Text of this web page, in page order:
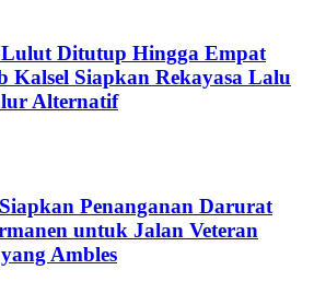
Ditutup Hingga Empat
Kalsel Siapkan Rekayasa Lalu
Alternatif
Penanganan Darurat
untuk Jalan Veteran
Ambles